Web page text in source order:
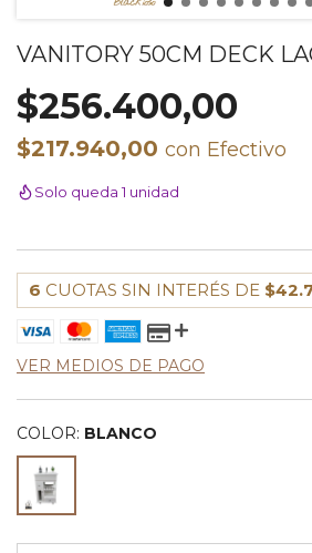
VANITORY 50CM DECK
$256.400,00
$217.940,00 con Efectivo
Solo queda 1 unidad
6 CUOTAS SIN INTERÉS DE
VER MEDIOS DE PAGO
COLOR: BLANCO